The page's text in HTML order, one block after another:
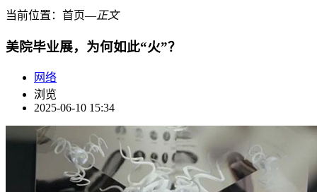
当前位置： 首页―正文
美院毕业展，为何如此“火”？
网络
浏览
2025-06-10 15:34